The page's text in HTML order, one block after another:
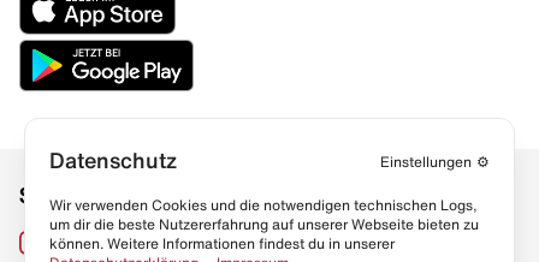
Social Media
Instagram
Links
Sneaker Lexikon
Datenschutz Einstellungen ⚙️
Wir verwenden Cookies und die notwendigen technischen Logs,
um dir die beste Nutzererfahrung auf unserer Webseite bieten zu
können. Weitere Informationen findest du in unserer